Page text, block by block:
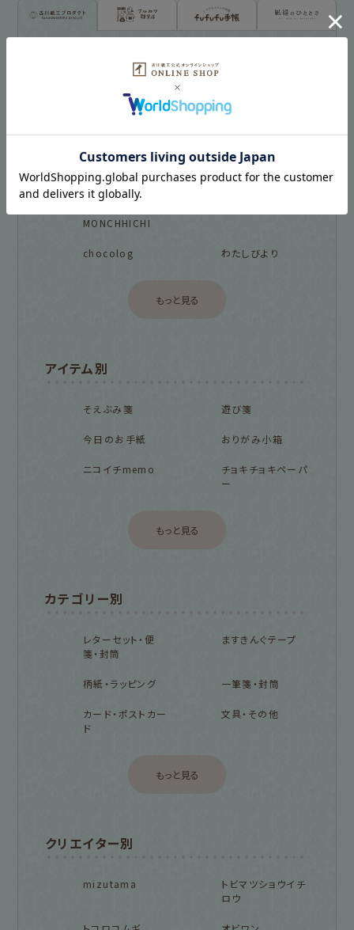
古川紙工プロダクトトップ 新着商品一覧を見る
オンラインショップ
お菓子などうぶつ
工房
NEW!
MONCHHICHI
chocolog わたしびより
もっと見る
アイテム別
そえぶみ箋 遊び箋
今日のお手紙 おりがみ小箱
ニコイチmemo
チョキチョキペーパ
ー
もっと見る
カテゴリー別
レターセット・便
箋・封筒
ますきんぐテープ
柄紙・ラッピング 一筆箋・封筒
カード・ポストカー
ド
文具・その他
もっと見る
クリエイター別
mizutama
トビマツショウイチ
ロウ